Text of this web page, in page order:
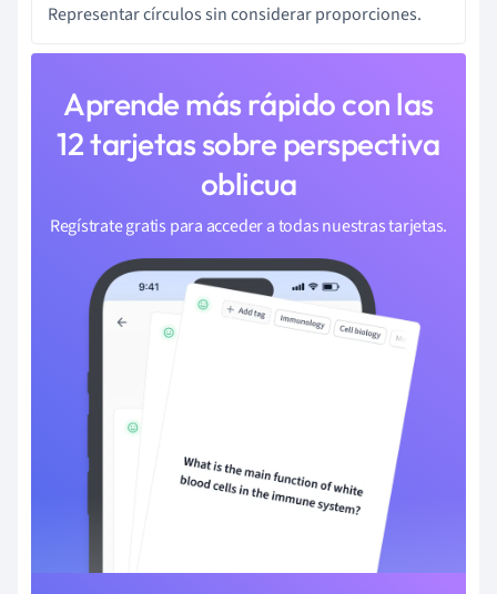
Representar círculos sin considerar proporciones.
Aprende más rápido con las
12 tarjetas sobre perspectiva
oblicua
Regístrate gratis para acceder a todas nuestras tarjetas.